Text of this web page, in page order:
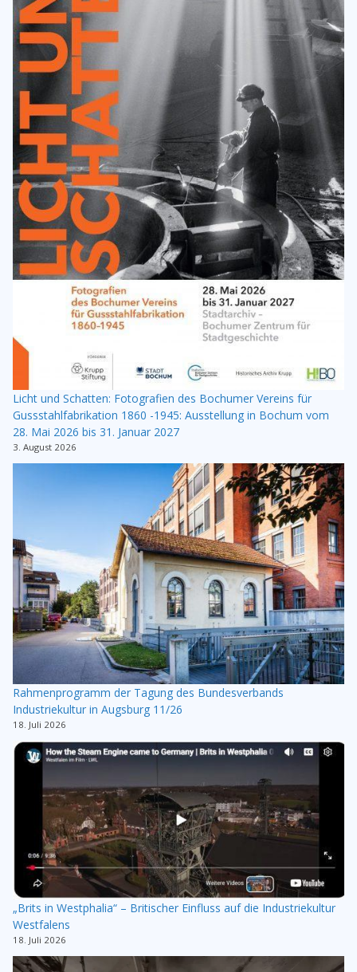
Licht und Schatten: Fotografien des Bochumer Vereins für
Gussstahlfabrikation 1860 -1945: Ausstellung in Bochum vom
28. Mai 2026 bis 31. Januar 2027
3. August 2026
Rahmenprogramm der Tagung des Bundesverbands
Industriekultur in Augsburg 11/26
18. Juli 2026
„Brits in Westphalia“ – Britischer Einfluss auf die Industriekultur
Westfalens
18. Juli 2026